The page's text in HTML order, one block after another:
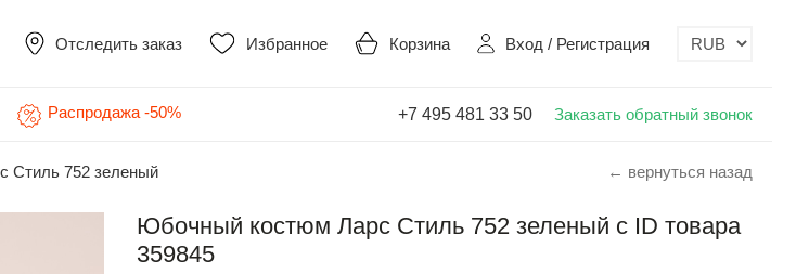
Отследить заказ Избранное Корзина Вход / Регистрация
Распродажа -50% +7 495 481 33 50 Заказать обратный звонок
Стиль 752 зеленый ← вернуться назад
Юбочный костюм Ларс Стиль 752 зеленый с ID товара
359845